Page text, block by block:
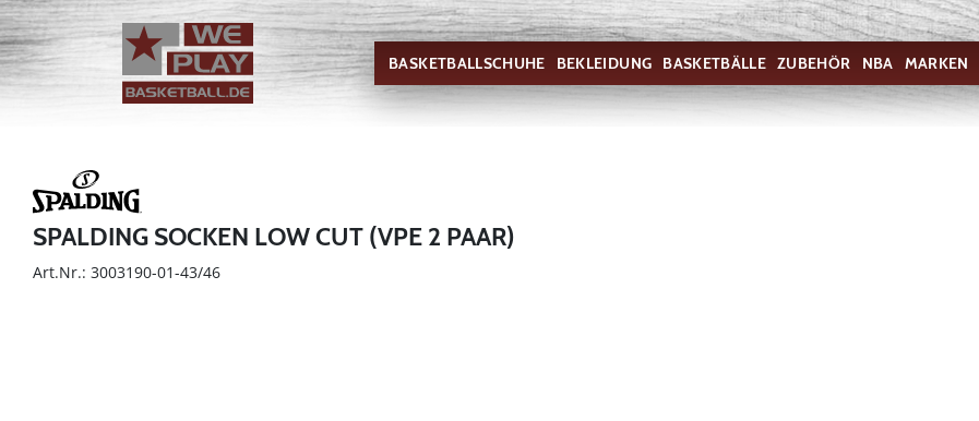
BASKETBALLSCHUHE BEKLEIDUNG BASKETBÄLLE ZUBEHÖR NBA MARKEN
SPALDING SOCKEN LOW CUT (VPE 2 PAAR)
Art.Nr.: 3003190-01-43/46